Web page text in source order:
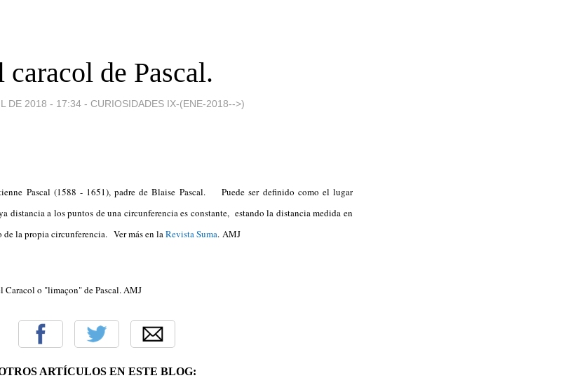
caracol de Pascal.
DE 2018 - 17:34 - CURIOSIDADES IX-(ENE-2018-->)
Pascal (1588 - 1651), padre de Blaise Pascal. Puede ser definido como el lugar
distancia a los puntos de una circunferencia es constante, estando la distancia medida en
de la propia circunferencia. Ver más en laRevista Suma. AMJ
o "limaçon" de Pascal. AMJ
ARTÍCULOS EN ESTE BLOG: